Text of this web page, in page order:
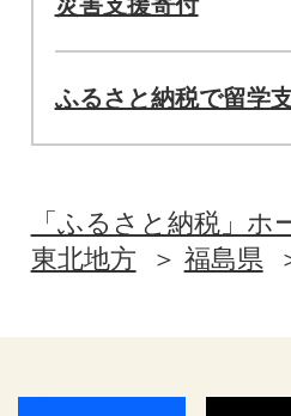
ふるさと納税で留学
「ふるさと納税」ホ
東北地方
福島県